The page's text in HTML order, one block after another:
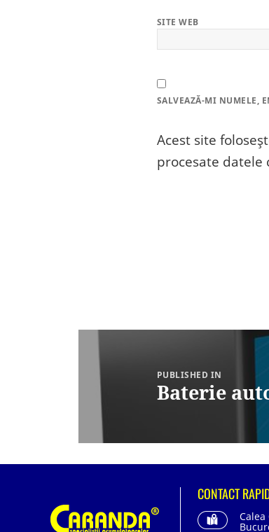
SITE WEB
SALVEAZĂ-MI NUMELE,
Acest site
procesate
Navigare
PUBLISHED IN
Baterie
CONTACT
Calea